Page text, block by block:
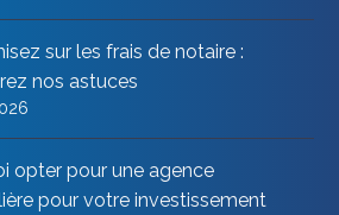
sur les frais de notaire :
nos astuces
opter pour une agence
pour votre investissement